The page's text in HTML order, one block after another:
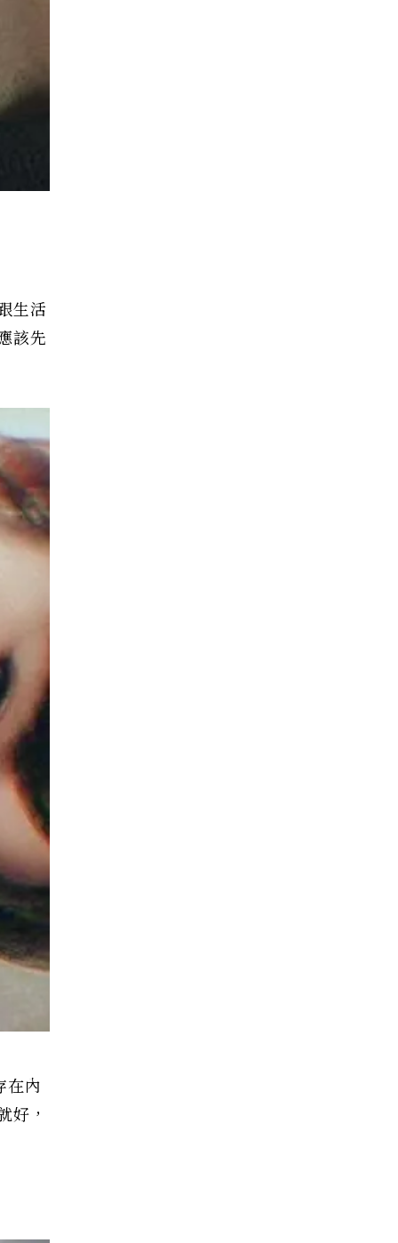
生活
該先
在內
好，